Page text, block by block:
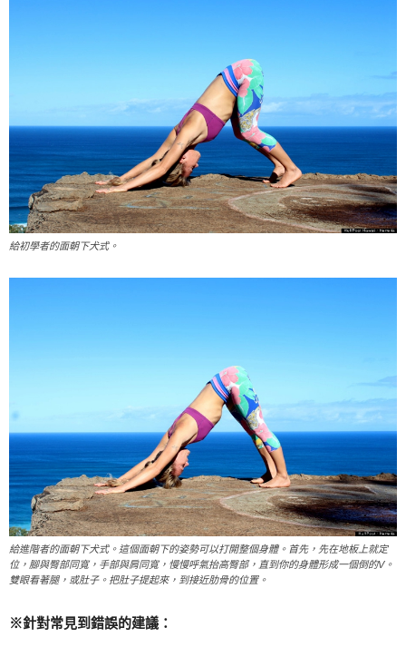
給初學者的面朝下犬式。
給進階者的面朝下犬式。這個面朝下的姿勢可以打開整個身體。首先，先在地板上就定
位，腳與臀部同寬，手部與肩同寬，慢慢呼氣抬高臀部，直到你的身體形成一個倒的V。
雙眼看著腿，或肚子。把肚子提起來，到接近肋骨的位置。
※針對常見到錯誤的建議：